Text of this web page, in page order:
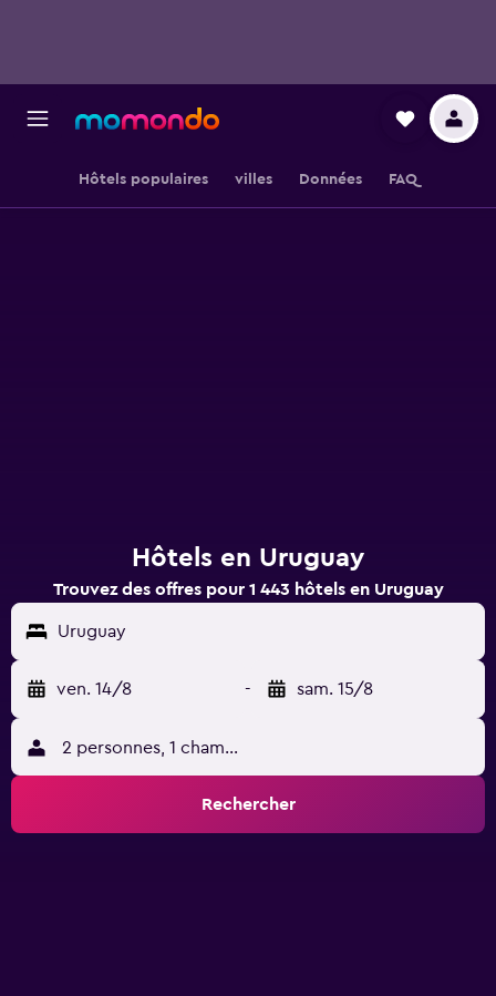
Hôtels populaires villes Données FAQ
Hôtels en Uruguay
Trouvez des offres pour 1 443 hôtels en Uruguay
Uruguay
ven. 14/8 - sam. 15/8
2 personnes, 1 chambre
Rechercher